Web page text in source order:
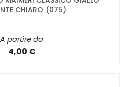
CHIARO (075)
A partire da
4,00 €